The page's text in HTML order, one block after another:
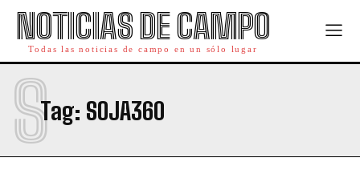
NOTICIAS DE CAMPO
Todas las noticias de campo en un sólo lugar
Tag: SOJA360
S